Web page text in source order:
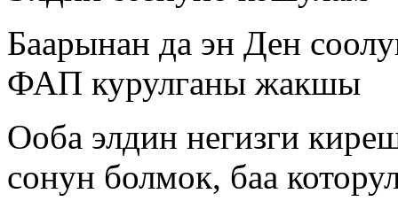
Баарынан да эн Ден
ФАП курулганы жакшы
Ооба элдин негизги
сонун болмок, баа